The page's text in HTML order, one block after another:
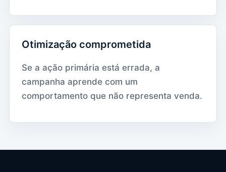
Otimização comprometida
Se a ação primária está errada, a
campanha aprende com um
comportamento que não representa venda.